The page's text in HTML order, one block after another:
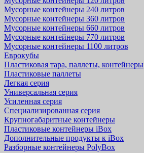
Мусорные контейнеры 240 литров
Мусорные контейнеры 360 литров
Мусорные контейнеры 660 литров
Мусорные контейнеры 770 литров
Мусорные контейнеры 1100 литров
Еврокубы
Пластиковая тара, паллеты, контейнеры
Пластиковые паллеты
Легкая серия
Универсальная серия
Усиленная серия
Специализированная серия
Крупногабаритные контейнеры
Пластиковые контейнеры iBox
Дополнительные продукты к iBox
Разборные контейнеры PolyBox